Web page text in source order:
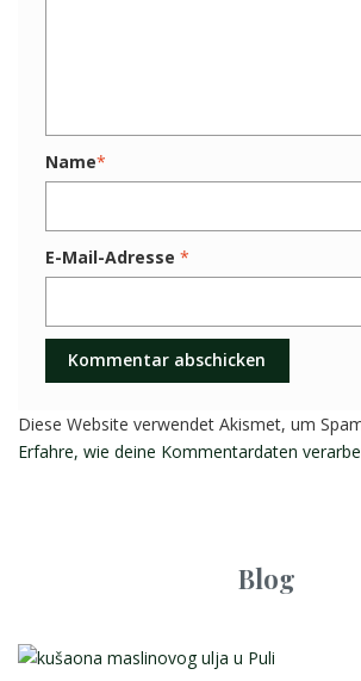
Name*
E-Mail-Adresse *
Diese Website verwendet Akismet, um
Erfahre, wie deine Kommentardaten
Blog